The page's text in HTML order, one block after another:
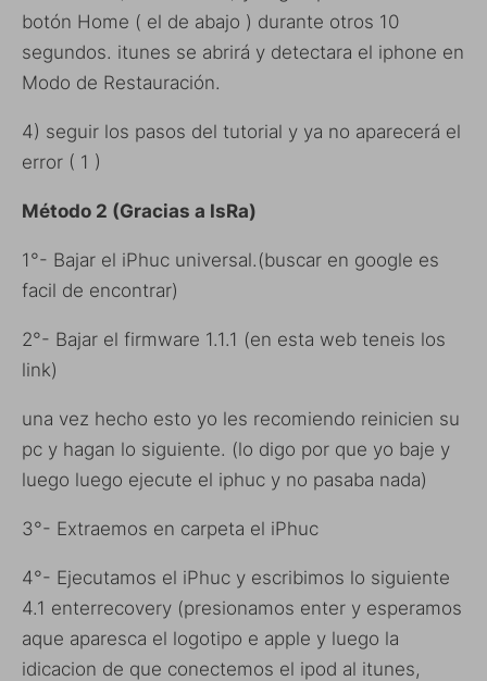
botón Home ( el de abajo ) durante otros 10
segundos. itunes se abrirá y detectara el iphone en
Modo de Restauración.
4) seguir los pasos del tutorial y ya no aparecerá el
error ( 1 )
Método 2 (Gracias a IsRa)
1°- Bajar el iPhuc universal.(buscar en google es
facil de encontrar)
2°- Bajar el firmware 1.1.1 (en esta web teneis los
link)
una vez hecho esto yo les recomiendo reinicien su
pc y hagan lo siguiente. (lo digo por que yo baje y
luego luego ejecute el iphuc y no pasaba nada)
3°- Extraemos en carpeta el iPhuc
4°- Ejecutamos el iPhuc y escribimos lo siguiente
4.1 enterrecovery (presionamos enter y esperamos
aque aparesca el logotipo e apple y luego la
idicacion de que conectemos el ipod al itunes,